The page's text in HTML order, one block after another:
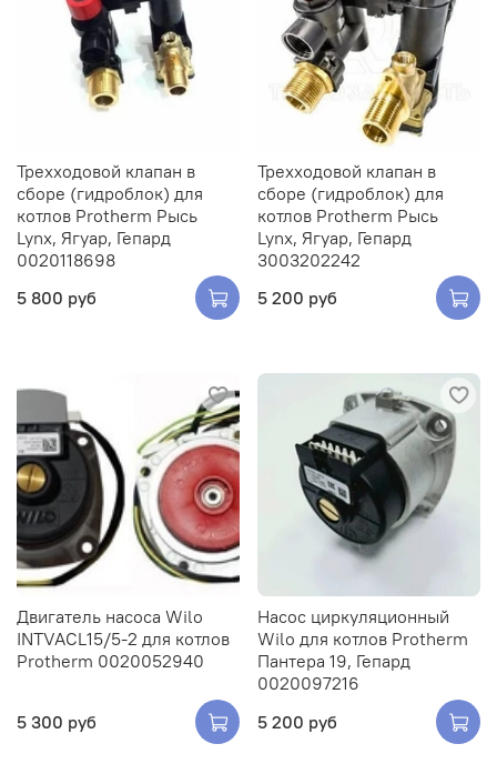
Трехходовой клапан в
сборе (гидроблок) для
котлов Protherm Рысь
Lynx, Ягуар, Гепард
0020118698
5 800 руб
Трехходовой клапан в
сборе (гидроблок) для
котлов Protherm Рысь
Lynx, Ягуар, Гепард
3003202242
5 200 руб
Двигатель насоса Wilo
INTVACL15/5-2 для котлов
Protherm 0020052940
5 300 руб
Насос циркуляционный
Wilo для котлов Protherm
Пантера 19, Гепард
0020097216
5 200 руб